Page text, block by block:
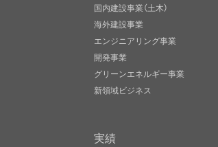
国内建設事業（土木）
海外建設事業
エンジニアリング事業
開発事業
グリーンエネルギー事業
新領域ビジネス
実績